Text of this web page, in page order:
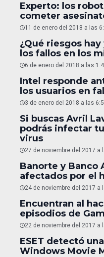
Experto: los
cometer
11 de enero del 2018 a las
¿Qué riesgos
los fallos en los
6 de enero del 2018 a las
Intel responde
los usuarios en
3 de enero del 2018 a las
Si buscas Avril
podrás infectar
virus
27 de noviembre del 2017 a
Banorte y Banco
afectados por el
24 de noviembre del 2017 a
Encuentran al
episodios de
22 de noviembre del 2017 a
ESET detectó
Windows Movie